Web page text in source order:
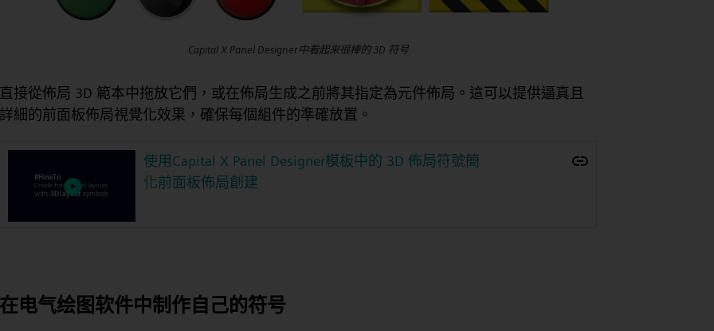
Capital X Panel Designer中看起来很棒的 3D 符号
直接從佈局 3D 範本中拖放它們，或在佈局生成之前將其指定為元件佈局。這可以提供逼真且
詳細的前面板佈局視覺化效果，確保每個組件的準確放置。
使用Capital X Panel Designer模板中的 3D 佈局符號簡
化前面板佈局創建
在电气绘图软件中制作自己的符号